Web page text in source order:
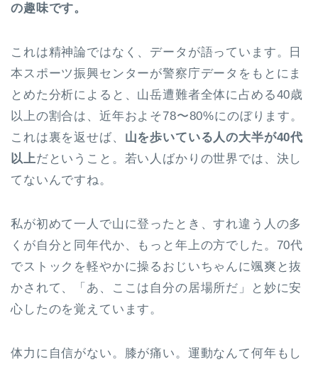
の趣味です。
これは精神論ではなく、データが語っています。日
本スポーツ振興センターが警察庁データをもとにま
とめた分析によると、山岳遭難者全体に占める40歳
以上の割合は、近年およそ78〜80%にのぼります。
これは裏を返せば、 山を歩いている人の大半が40代
以上だということ。若い人ばかりの世界では、決し
てないんですね。
私が初めて一人で山に登ったとき、すれ違う人の多
くが自分と同年代か、もっと年上の方でした。70代
でストックを軽やかに操るおじいちゃんに颯爽と抜
かされて、「あ、ここは自分の居場所だ」と妙に安
心したのを覚えています。
体力に自信がない。膝が痛い。運動なんて何年もし